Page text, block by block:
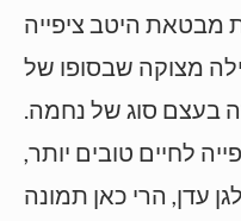
מבטאת היטב ציפייה
מצוקה שבסופו של
בעצם סוג של נחמה.
לחיים טובים יותר,
עדן, הרי כאן תמונה